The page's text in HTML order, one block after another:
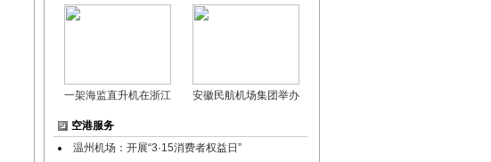
一架海监直升机在浙江 安徽民航机场集团举办
空港服务
温州机场：开展“3·15消费者权益日”